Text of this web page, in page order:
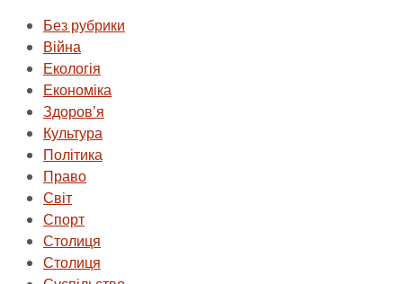
Без рубрики
Війна
Екологія
Економіка
Здоровʼя
Культура
Політика
Право
Світ
Спорт
Столиця
Столиця